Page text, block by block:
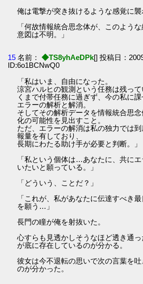
俺は電撃が突き抜けるような感覚に襲
「何故情報統合思念体が、このよう
意図は不明。」
15 名前： ◆TS8yhAeDPk[] 投稿日：
ID:6o1BCNwQ0
「私はいま、自由になった。
涼宮ハルヒの観測という任務は残っ
くまで付帯任務に過ぎず、今の私に
エラーの解析と解消。
そしてその解析データを情報統合思
化の可能性を見出すこと。
ただ、エラーの解消は私の独力では
報量を有しており、
長期にわたる助け手が必要と判断。」
「私という個体は…あなたに、共に
いたいと願っている。」
「どういう、ことだ？」
「これが、私があなたに伝達すべき
を願う…」
長門の瞳が俺を射抜いた。
心すらも見透かしそうなほど透き通
が底に存在しているのが分かる。
彼女は今不退転の思いで次の言葉を
のが分かった。